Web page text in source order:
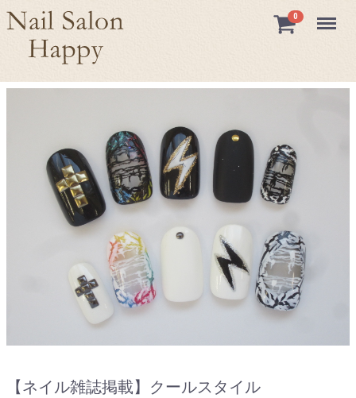
0 Menu
【ネイル雑誌掲載】クールスタイル